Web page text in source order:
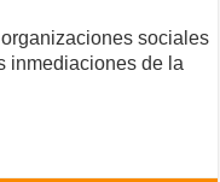
sociales
inmediaciones de la